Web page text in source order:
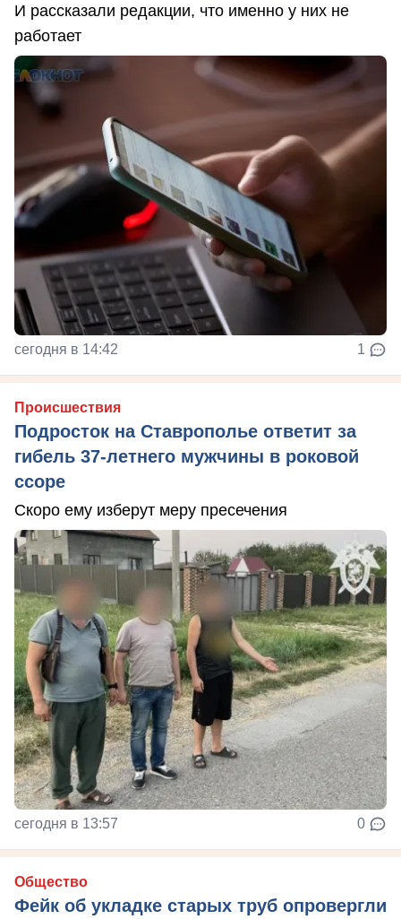
И рассказали редакции, что именно у них не
работает
сегодня в 14:42 1
Происшествия
Подросток на Ставрополье ответит за
гибель 37-летнего мужчины в роковой
ссоре
Скоро ему изберут меру пресечения
сегодня в 13:57 0
Общество
Фейк об укладке старых труб опровергли